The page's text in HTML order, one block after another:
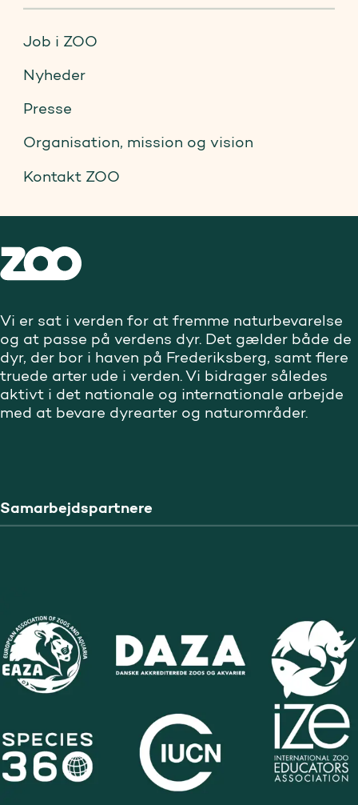
Job i ZOO
Nyheder
Presse
Organisation, mission og vision
Kontakt ZOO
Vi er sat i verden for at fremme naturbevarelse
og at passe på verdens dyr. Det gælder både de
dyr, der bor i haven på Frederiksberg, samt flere
truede arter ude i verden. Vi bidrager således
aktivt i det nationale og internationale arbejde
med at bevare dyrearter og naturområder.
Samarbejdspartnere